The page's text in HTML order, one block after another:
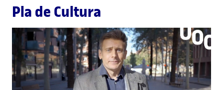
Pla de Cultura